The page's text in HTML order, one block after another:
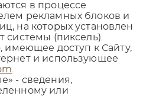
в процессе
рекламных блоков и
на которых установлен
системы (пиксель).
имеющее доступ к Сайту,
и использующее
- сведения,
или